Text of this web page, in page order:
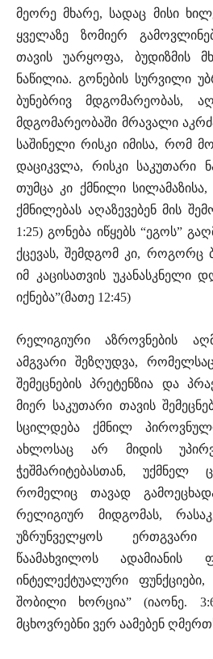
მეორე მხარე, სადაც მისი
ყველაზე ზომიერ
თავის უარყოფა, ბუდიზმის
ნაწილია. გონების სურვილი
ბუნებრივ მდგომარეობას,
მდგომარეობაში მრავალი
საშინელი რისკი იმისა, რომ
დაციკვლა, რისკი საკუთარი
თუმცა კი ქმნილი
ქმნილებას აღაზევებენ მის
1:25) გონება იწყებს “ეგოს”
ქცევას, შემდგომ კი, როგორც
იმ კაცისათვის უკანასკნელი
იქნება”(მათე 12:45)
რელიგიური აზროვნების
ამგვარი შეზღუდვა,
შემეცნების პრეტენზია და
მიერ საკუთარი თავის
სცილდება ქმნილ
ახლოსაც არ მიდის
ჭეშმარიტებასთან,
რომელიც თავად
რელიგიურ მიდგომას,
უზრუნველყოს
წაამახვილოს ადამიანის
ინტელექტუალური ფუნქციები,
შობილი ხორცია” (იაონე.
მცხოვრებნი ვერ აამებენ